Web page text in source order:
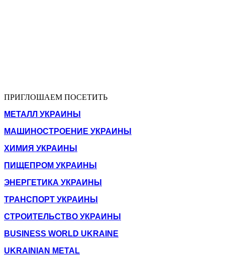
ПРИГЛОШАЕМ ПОСЕТИТЬ
МЕТАЛЛ УКРАИНЫ
МАШИНОСТРОЕНИЕ УКРАИНЫ
ХИМИЯ УКРАИНЫ
ПИЩЕПРОМ УКРАИНЫ
ЭНЕРГЕТИКА УКРАИНЫ
ТРАНСПОРТ УКРАИНЫ
СТРОИТЕЛЬСТВО УКРАИНЫ
BUSINESS WORLD UKRAINE
UKRAINIAN METAL